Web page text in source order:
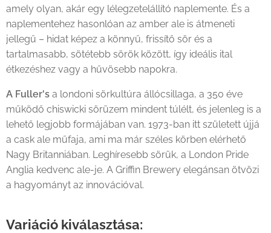
amely olyan, akár egy lélegzetelállító naplemente. És a
naplementehez hasonlóan az amber ale is átmeneti
jellegű – hidat képez a könnyű, frissítő sör és a
tartalmasabb, sötétebb sörök között, így ideális ital
étkezéshez vagy a hűvösebb napokra.
A Fuller's a londoni sörkultúra állócsillaga, a 350 éve
működő chiswicki sörüzem mindent túlélt, és jelenleg is a
lehető legjobb formájában van. 1973-ban itt született újjá
a cask ale műfaja, ami ma már széles körben elérhető
Nagy Britanniában. Leghíresebb sörük, a London Pride
Anglia kedvenc ale-je. A Griffin Brewery elegánsan ötvözi
a hagyományt az innovációval.
Variáció kiválasztása: